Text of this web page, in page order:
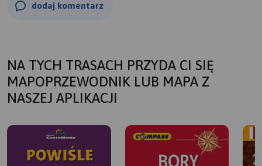
dodaj komentarz
NA TYCH TRASACH PRZYDA CI SIĘ
MAPOPRZEWODNIK LUB MAPA Z
NASZEJ APLIKACJI